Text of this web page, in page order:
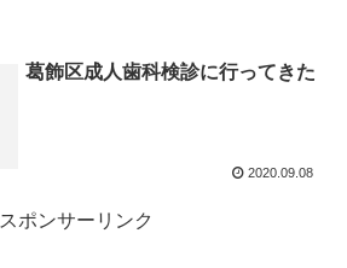
葛飾区成人歯科検診に行ってきた
2020.09.08
スポンサーリンク